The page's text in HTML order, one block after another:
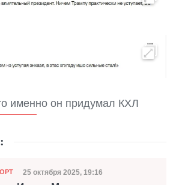
именно он придумал КХЛ
Дата публикации
25 октября 2025, 19:16